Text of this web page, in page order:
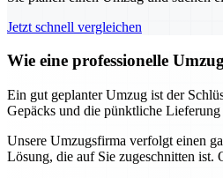
Jetzt schnell vergleichen
Wie eine professionelle
Ein gut geplanter Umzug ist der
Gepäcks und die pünktliche
Unsere Umzugsfirma verfolgt einen
Lösung, die auf Sie zugeschnitten ist.